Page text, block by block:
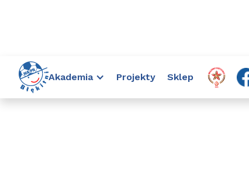
Akademia Projekty Sklep
 Dziękujemy